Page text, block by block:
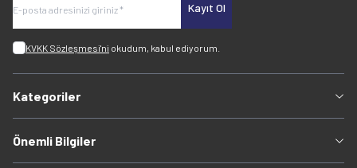
Kayıt Ol
KVKK Sözleşmesi'ni okudum, kabul ediyorum.
Kategoriler
Önemli Bilgiler